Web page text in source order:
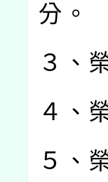
分。
３、
４、
５、